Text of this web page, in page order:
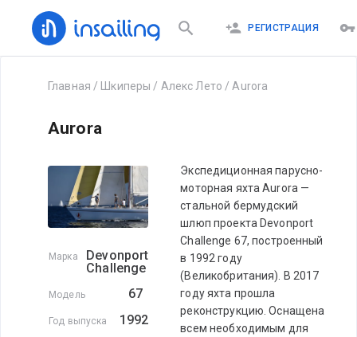
РЕГИСТРАЦИЯ
Главная / Шкиперы / Алекс Лето / Aurora
Aurora
Марка
Devonport
Challenge
Модель 67
Год выпуска 1992
Экспедиционная парусно-
моторная яхта Aurora —
стальной бермудский
шлюп проекта Devonport
Challenge 67, построенный
в 1992 году
(Великобритания). В 2017
году яхта прошла
реконструкцию. Оснащена
всем необходимым для